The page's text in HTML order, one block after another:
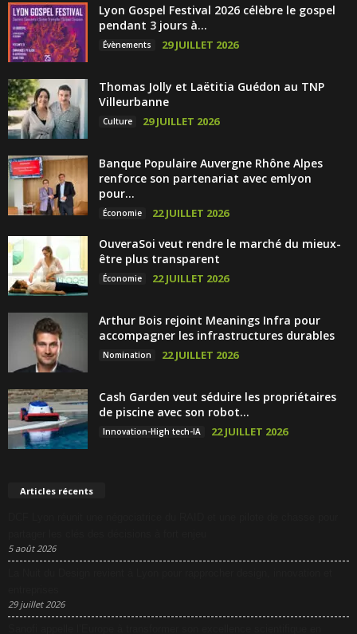
Lyon Gospel Festival 2026 célèbre le gospel
pendant 3 jours à...
Évènements 29 JUILLET 2026
Thomas Jolly et Laëtitia Guédon au TNP
Villeurbanne
Culture 29 JUILLET 2026
Banque Populaire Auvergne Rhône Alpes
renforce son partenariat avec emlyon
pour...
Économie 22 JUILLET 2026
OuveraSoi veut rendre le marché du mieux-
être plus transparent
Économie 22 JUILLET 2026
Arthur Bois rejoint Meanings Infra pour
accompagner les infrastructures durables
Nomination 22 JUILLET 2026
Cash Garden veut séduire les propriétaires
de piscine avec son robot...
Innovation-High tech-IA 22 JUILLET 2026
Articles récents
5 août 2026
29 juillet 2026